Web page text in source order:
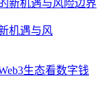
机遇与风